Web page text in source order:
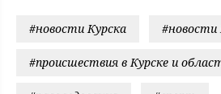
#новости Курска #новости
#происшествия в Курске и